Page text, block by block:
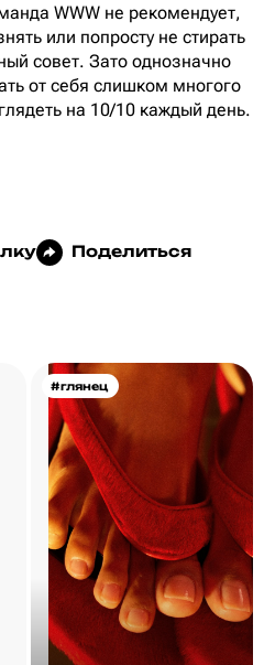
WWW не рекомендует,
или попросту не стирать
совет. Зато однозначно
от себя слишком многого
на 10/10 каждый день.
Поделиться
#глянец